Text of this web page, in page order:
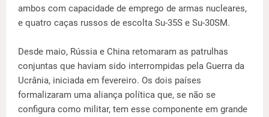
ambos com capacidade de emprego de armas nucleares,
e quatro caças russos de escolta Su-35S e Su-30SM.
Desde maio, Rússia e China retomaram as patrulhas
conjuntas que haviam sido interrompidas pela Guerra da
Ucrânia, iniciada em fevereiro. Os dois países
formalizaram uma aliança política que, se não se
configura como militar, tem esse componente em grande